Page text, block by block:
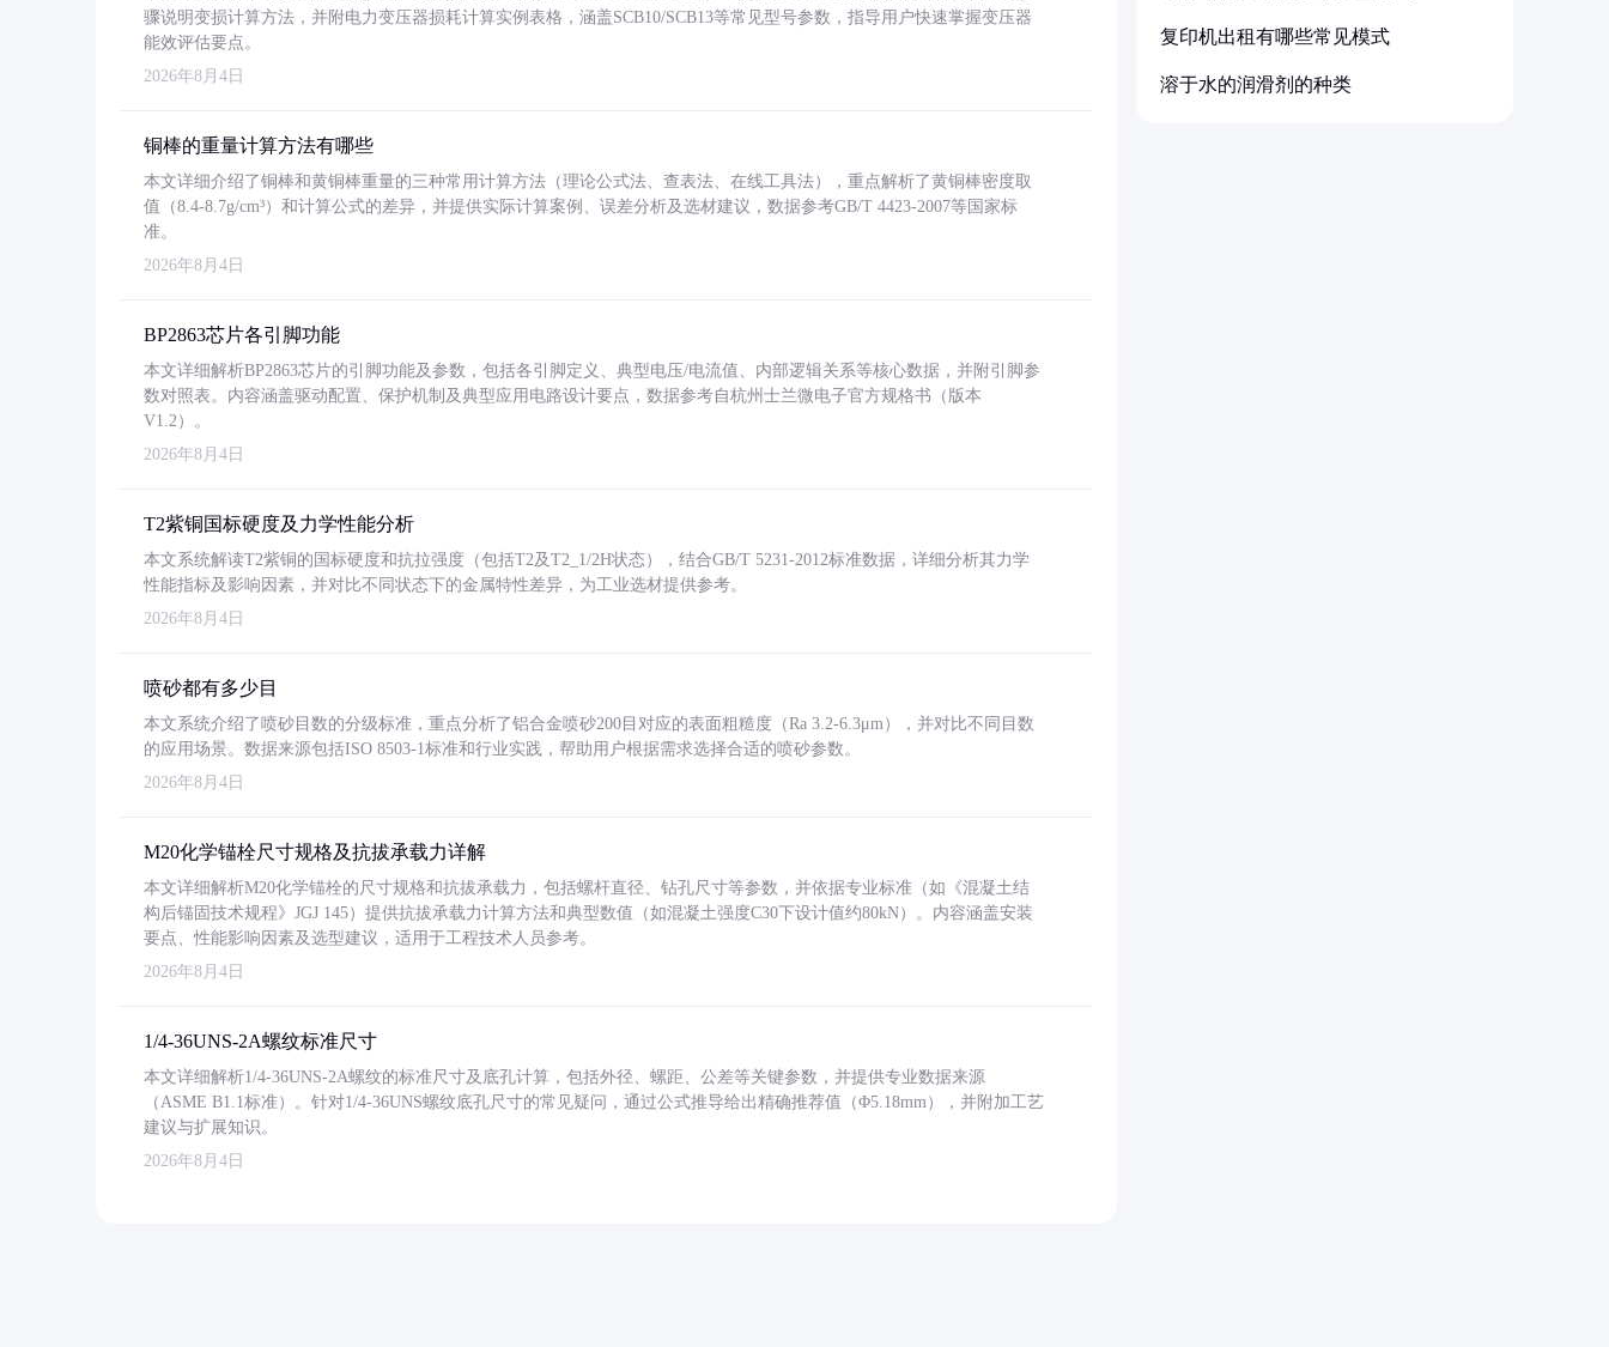
骤说明变损计算方法，并附电力变压器损耗计算实例表格，涵盖SCB10/SCB13等常见型号参数，指导用户快速掌握变压器
能效评估要点。
2026年8月4日
铜棒的重量计算方法有哪些
本文详细介绍了铜棒和黄铜棒重量的三种常用计算方法（理论公式法、查表法、在线工具法），重点解析了黄铜棒密度取
值（8.4-8.7g/cm³）和计算公式的差异，并提供实际计算案例、误差分析及选材建议，数据参考GB/T 4423-2007等国家标
准。
2026年8月4日
BP2863芯片各引脚功能
本文详细解析BP2863芯片的引脚功能及参数，包括各引脚定义、典型电压/电流值、内部逻辑关系等核心数据，并附引脚参
数对照表。内容涵盖驱动配置、保护机制及典型应用电路设计要点，数据参考自杭州士兰微电子官方规格书（版本
V1.2）。
2026年8月4日
T2紫铜国标硬度及力学性能分析
本文系统解读T2紫铜的国标硬度和抗拉强度（包括T2及T2_1/2H状态），结合GB/T 5231-2012标准数据，详细分析其力学
性能指标及影响因素，并对比不同状态下的金属特性差异，为工业选材提供参考。
2026年8月4日
喷砂都有多少目
本文系统介绍了喷砂目数的分级标准，重点分析了铝合金喷砂200目对应的表面粗糙度（Ra 3.2-6.3μm），并对比不同目数
的应用场景。数据来源包括ISO 8503-1标准和行业实践，帮助用户根据需求选择合适的喷砂参数。
2026年8月4日
M20化学锚栓尺寸规格及抗拔承载力详解
本文详细解析M20化学锚栓的尺寸规格和抗拔承载力，包括螺杆直径、钻孔尺寸等参数，并依据专业标准（如《混凝土结
构后锚固技术规程》JGJ 145）提供抗拔承载力计算方法和典型数值（如混凝土强度C30下设计值约80kN）。内容涵盖安装
要点、性能影响因素及选型建议，适用于工程技术人员参考。
2026年8月4日
1/4-36UNS-2A螺纹标准尺寸
本文详细解析1/4-36UNS-2A螺纹的标准尺寸及底孔计算，包括外径、螺距、公差等关键参数，并提供专业数据来源
（ASME B1.1标准）。针对1/4-36UNS螺纹底孔尺寸的常见疑问，通过公式推导给出精确推荐值（Φ5.18mm），并附加工艺
建议与扩展知识。
2026年8月4日
复印机出租有哪些常见模式
溶于水的润滑剂的种类